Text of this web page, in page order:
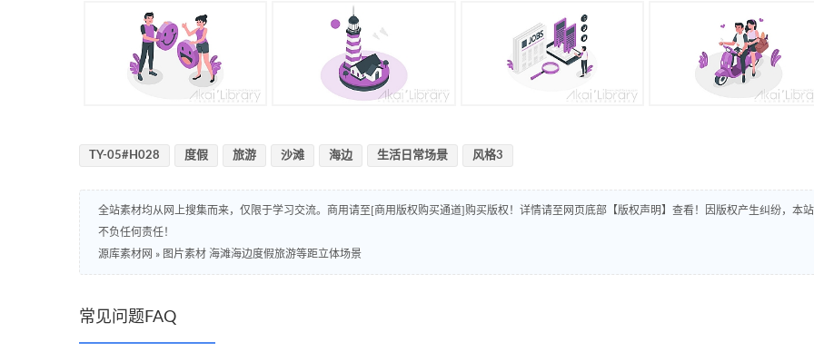
TY-05#H028 度假 旅游 沙滩 海边 生活日常场景 风格3
全站素材均从网上搜集而来，仅限于学习交流。商用请至[商用版权购买通道]购买版权！详情请至网页底部【版权声明】查看！因版权产生纠纷，本站
不负任何责任！
源库素材网 » 图片素材 海滩海边度假旅游等距立体场景
常见问题FAQ